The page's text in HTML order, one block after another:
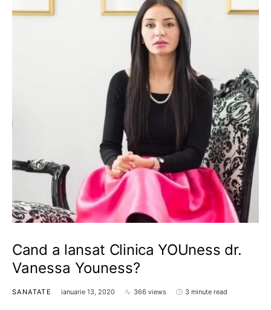
Cand a lansat Clinica YOUness dr.
Vanessa Youness?
SANATATE ianuarie 13, 2020 366 views 3 minute read